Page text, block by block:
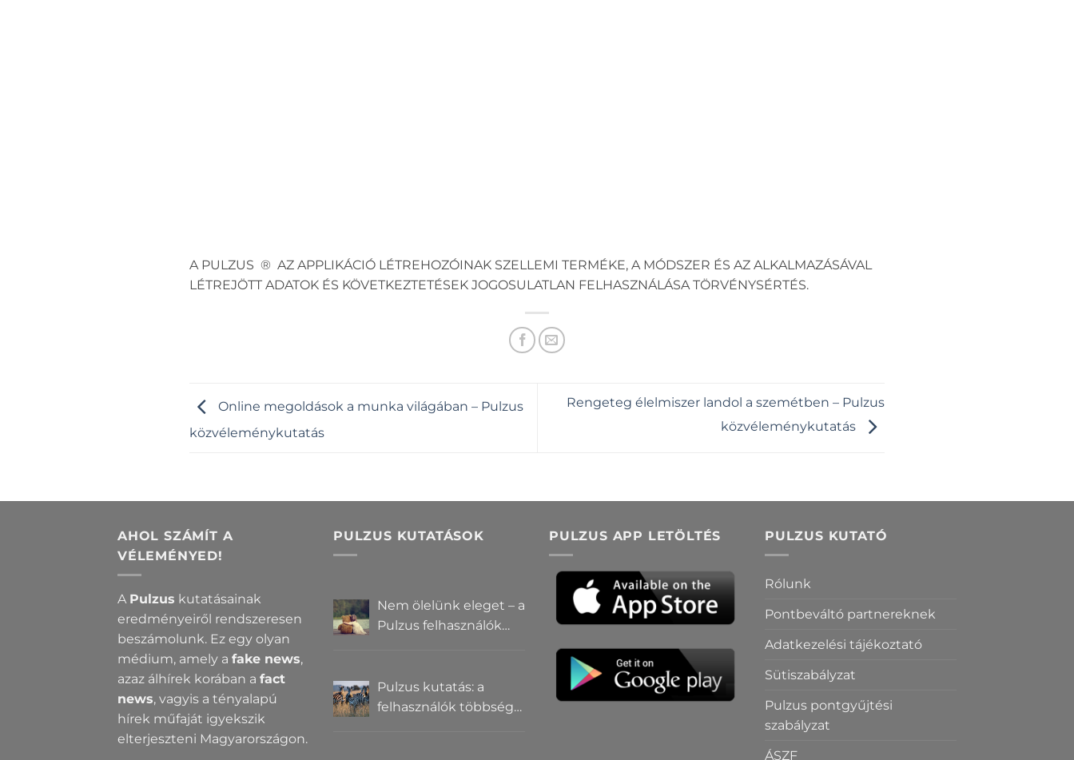
A PULZUS ® AZ APPLIKÁCIÓ LÉTREHOZÓINAK SZELLEMI TERMÉKE, A MÓDSZER ÉS AZ ALKALMAZÁSÁVAL
LÉTREJÖTT ADATOK ÉS KÖVETKEZTETÉSEK JOGOSULATLAN FELHASZNÁLÁSA TÖRVÉNYSÉRTÉS.
Online megoldások a munka világában – Pulzus
közvéleménykutatás
Rengeteg élelmiszer landol a szemétben – Pulzus
közvéleménykutatás
AHOL SZÁMÍT A
VÉLEMÉNYED!
A Pulzus kutatásainak
eredményeiről rendszeresen
beszámolunk. Ez egy olyan
médium, amely a fake news,
azaz álhírek korában a fact
news, vagyis a tényalapú
hírek műfaját igyekszik
elterjeszteni Magyarországon.
PULZUS KUTATÁSOK
Nem ölelünk eleget – a
Pulzus felhasználók
hiányzik a közelség
Pulzus kutatás: a
felhasználók többsége
PULZUS APP LETÖLTÉS PULZUS KUTATÓ
Rólunk
Pontbeváltó partnereknek
Adatkezelési tájékoztató
Sütiszabályzat
Pulzus pontgyűjtési
szabályzat
ÁSZF